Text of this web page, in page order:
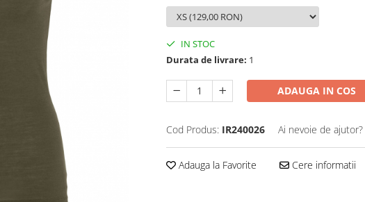
IN STOC
Durata de livrare: 1
ADAUGA IN COS
Cod Produs: IR240026 Ai nevoie de ajutor?
Adauga la Favorite Cere informatii